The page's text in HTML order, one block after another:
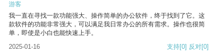
游客
我一直在寻找一款功能强大、操作简单的办公软件，终于找到了它。这
款软件的功能非常强大，可以满足我日常办公的所有需求。操作也很简
单，即使是小白也能快速上手。
2025-01-16
支持[0] 反对[0]